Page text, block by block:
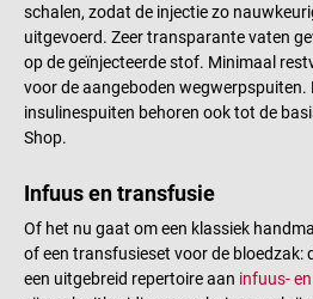
schalen, zodat de injectie zo
uitgevoerd. Zeer transparante vaten
op de geïnjecteerde stof. Minimaal
voor de aangeboden wegwerpspuiten.
insulinespuiten behoren ook tot de
Shop.
Infuus en transfusie
Of het nu gaat om een klassiek
of een transfusieset voor de bloedzak:
een uitgebreid repertoire aan infuus-